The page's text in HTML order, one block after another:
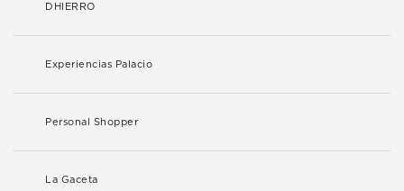
DHIERRO
Experiencias Palacio
Personal Shopper
La Gaceta